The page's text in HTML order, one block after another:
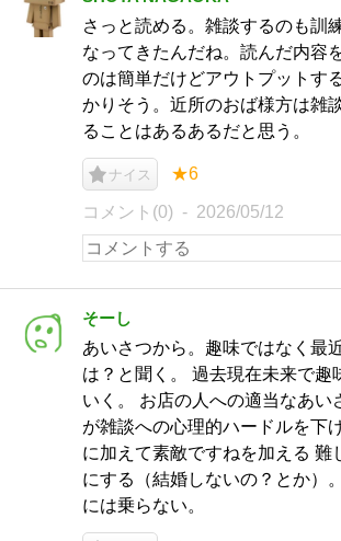
さっと読める。雑談するのも訓
なってきたんだね。読んだ内容
のは簡単だけどアウトプットす
かりそう。近所のおば様方は雑
ることはあるあるだと思う。
ナイス ★6
コメント(0) 2026/05/12
そーし
あいさつから。趣味ではなく最
は？と聞く。 過去現在未来で趣
いく。 お店の人への適当なあい
が雑談への心理的ハードルを下
に加えて素敵ですねを加える 難
にする（結婚しないの？とか）
には乗らない。